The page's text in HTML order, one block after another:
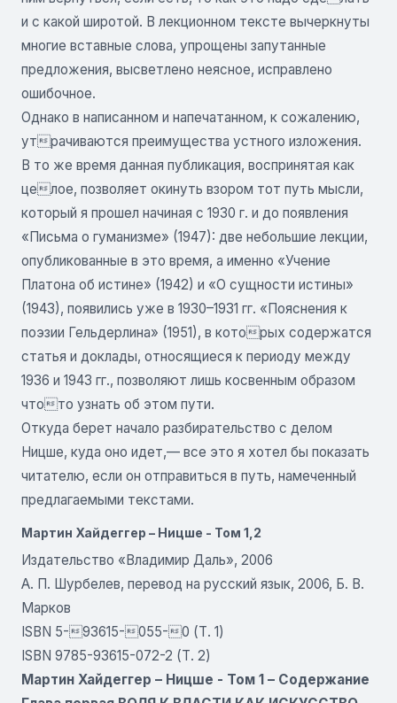
и с какой широтой. В лекционном тексте вычеркнуты
многие вставные слова, упрощены запутанные
предложения, высветлено неясное, исправлено
ошибочное.
Однако в написанном и напечатанном, к сожалению,
утрачиваются преимущества устного изложения.
В то же время данная публикация, воспринятая как
целое, позволяет окинуть взором тот путь мысли,
который я прошел начиная с 1930 г. и до появления
«Письма о гуманизме» (1947): две небольшие лекции,
опубликованные в это время, а именно «Учение
Платона об истине» (1942) и «О сущности истины»
(1943), появились уже в 1930–1931 гг. «Пояснения к
поэзии Гельдерлина» (1951), в которых содержатся
статья и доклады, относящиеся к периоду между
1936 и 1943 гг., позволяют лишь косвенным образом
чтото узнать об этом пути.
Откуда берет начало разбирательство с делом
Ницше, куда оно идет,— все это я хотел бы показать
читателю, если он отправиться в путь, намеченный
предлагаемыми текстами.
Мартин Хайдеггер – Ницше - Том 1,2
Издательство «Владимир Даль», 2006
А. П. Шурбелев, перевод на русский язык, 2006, Б. В.
Марков
ISBN 5-93615-055-0 (Т. 1)
ISBN 9785-93615-072-2 (Т. 2)
Мартин Хайдеггер – Ницше - Том 1 – Содержание